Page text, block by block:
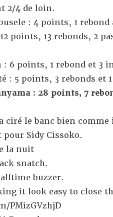
2/4 de loin.
: 4 points, 1
points, 13 rebonds, 2
: 6 points, 1 rebond et 3
: 5 points, 3 rebonds et
: 28 points, 7
ciré le banc bien
Sidy Cissoko.
la nuit
snatch.
buzzer.
it look easy to close
PMizGVzhjD